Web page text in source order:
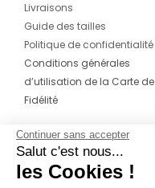
Livraisons
Guide des tailles
Politique de confidentialité
Conditions générales
d’utilisation de la Carte de
Fidélité
CONTACT
04 42 20 78 42
Continuer sans accepter
Salut c'est nous...
les Cookies !